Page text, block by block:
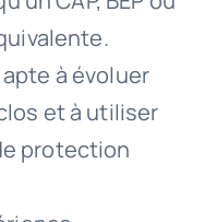
à évoluer
et à utiliser
protection